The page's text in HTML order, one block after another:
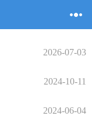
2026-07-03
2024-10-11
2024-06-04